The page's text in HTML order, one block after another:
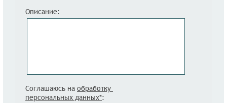
Описание:
Соглашаюсь на обработку
персональных данных*: